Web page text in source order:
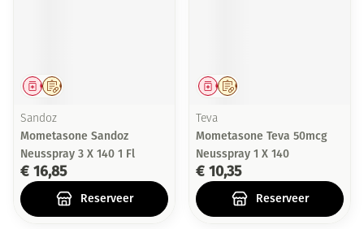
Op voorschrift
Geneesmiddel
Sandoz
Mometasone Sandoz
Neusspray 3 X 140 1 Fl
€ 16,85
Reserveer
Op voorschrift
Geneesmiddel
Teva
Mometasone Teva 50mcg
Neusspray 1 X 140
€ 10,35
Reserveer